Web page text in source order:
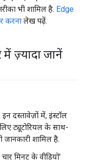
भी शामिल है. Edge
करना लेख पढ़ें.
ज़्यादा जानें
इन दस्तावेज़ों में, इंस्टॉल
ट्यूटोरियल के साथ-
शामिल है.
मिनट के वीडियो'